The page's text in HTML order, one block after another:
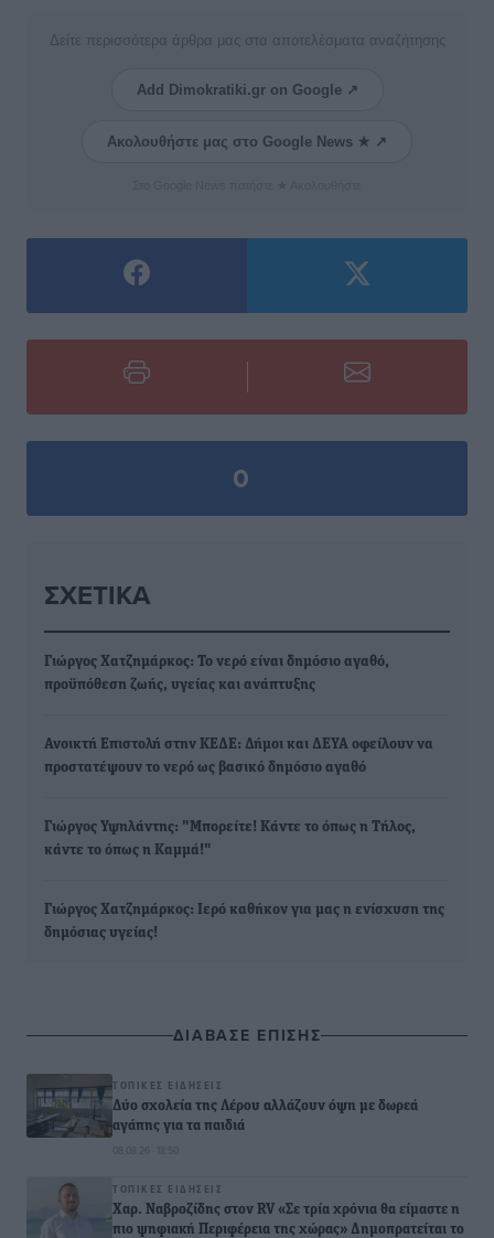
Δείτε περισσότερα άρθρα μας στα αποτελέσματα αναζήτησης
Add Dimokratiki.gr on Google ↗
Ακολουθήστε μας στο Google News ★ ↗
0
ΣΧΕΤΙΚΆ
Γιώργος Χατζημάρκος: Το νερό είναι δημόσιο αγαθό,
προϋπόθεση ζωής, υγείας και ανάπτυξης
Ανοικτή Επιστολή στην ΚΕΔΕ: Δήμοι και ΔΕΥΑ οφείλουν να
προστατέψουν το νερό ως βασικό δημόσιο αγαθό
Γιώργος Υψηλάντης: "Μπορείτε! Κάντε το όπως η Τήλος,
κάντε το όπως η Καμμά!"
Γιώργος Χατζημάρκος: Ιερό καθήκον για μας η ενίσχυση της
δημόσιας υγείας!
ΔΙΑΒΑΣΕ ΕΠΙΣΗΣ
ΤΟΠΙΚΈΣ ΕΙΔΉΣΕΙΣ
Δύο σχολεία της Λέρου αλλάζουν όψη με δωρεά
αγάπης για τα παιδιά
08.08.26 · 18:50
ΤΟΠΙΚΈΣ ΕΙΔΉΣΕΙΣ
Χαρ. Ναβροζίδης στον RV «Σε τρία χρόνια θα είμαστε η
πιο ψηφιακή Περιφέρεια της χώρας» Δημοπρατείται το